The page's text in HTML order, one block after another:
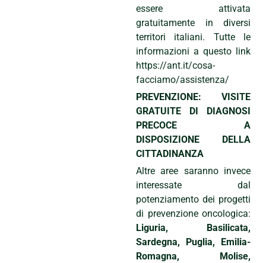
essere attivata
gratuitamente in diversi
territori italiani. Tutte le
informazioni a questo link
https://ant.it/cosa-
facciamo/assistenza/
PREVENZIONE: VISITE
GRATUITE DI DIAGNOSI
PRECOCE A
DISPOSIZIONE DELLA
CITTADINANZA
Altre aree saranno invece
interessate dal
potenziamento dei progetti
di prevenzione oncologica:
Liguria, Basilicata,
Sardegna, Puglia, Emilia-
Romagna, Molise,